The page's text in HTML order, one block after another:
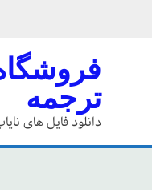
ترجمه
دانلود فایل های